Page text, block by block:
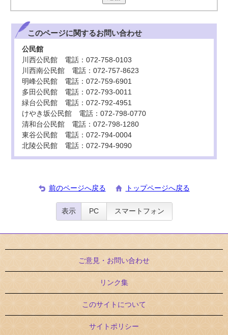
このページに関するお問い合わせ
公民館
川西公民館 電話：072-758-0103
川西南公民館 電話：072-757-8623
明峰公民館 電話：072-759-6901
多田公民館 電話：072-793-0011
緑台公民館 電話：072-792-4951
けやき坂公民館 電話：072-798-0770
清和台公民館 電話：072-798-1280
東谷公民館 電話：072-794-0004
北陵公民館 電話：072-794-9090
前のページへ戻る トップページへ戻る
表示 PC スマートフォン
ご意見・お問い合わせ
リンク集
このサイトについて
サイトポリシー